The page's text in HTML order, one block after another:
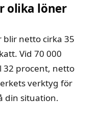
olika löner
blir netto cirka 35
Vid 70 000
32 procent, netto
verktyg för
din situation.